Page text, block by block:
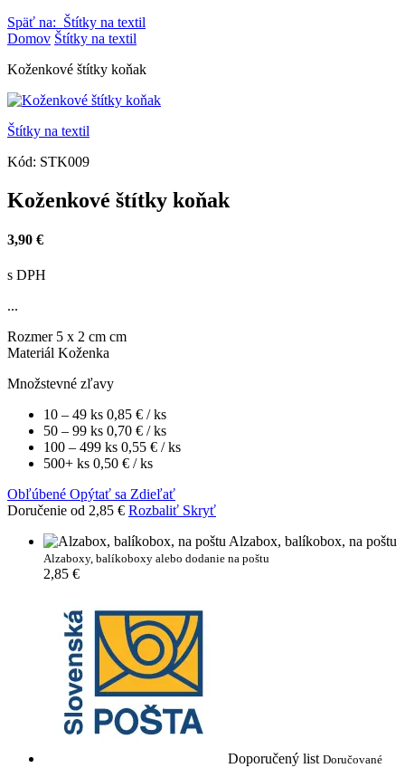
Späť na: Štítky na textil
Domov Štítky na textil
Koženkové štítky koňak
Štítky na textil
Kód: STK009
Koženkové štítky koňak
3,90 €
s DPH
...
Rozmer 5 x 2 cm cm
Materiál Koženka
Množstevné zľavy
10 – 49 ks 0,85 € / ks
50 – 99 ks 0,70 € / ks
100 – 499 ks 0,55 € / ks
500+ ks 0,50 € / ks
Obľúbené Opýtať sa Zdieľať
Doručenie od 2,85 € Rozbaliť Skryť
Alzabox, balíkobox, na poštu
Alzaboxy, balíkoboxy alebo dodanie na poštu
2,85 €
Doporučený list Doručované